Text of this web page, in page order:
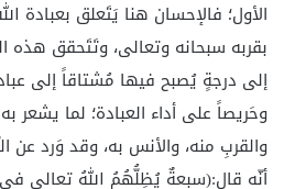
الأول؛ فالإحسان هنا يَتَعلق بعبادة
بقربه سبحانه وتعالى، وتَتَحقق هذه
إلى درجةٍ يُصبح فيها مُشتاقاً إلى
وحَريصاً على أداء العبادة؛ لما يشعر
والقربِ منه، والأنس به، وقد وَرد عن
أنّه قال:(سبعةٌ يُظِلُّهُمُ اللهُ تعالى